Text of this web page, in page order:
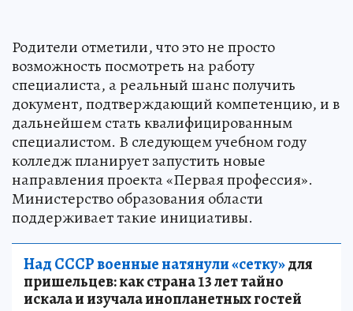
Родители отметили, что это не просто
возможность посмотреть на работу
специалиста, а реальный шанс получить
документ, подтверждающий компетенцию, и в
дальнейшем стать квалифицированным
специалистом. В следующем учебном году
колледж планирует запустить новые
направления проекта «Первая профессия».
Министерство образования области
поддерживает такие инициативы.
Над СССР военные натянули «сетку»для
пришельцев: как страна 13 лет тайно
искала и изучала инопланетных гостей